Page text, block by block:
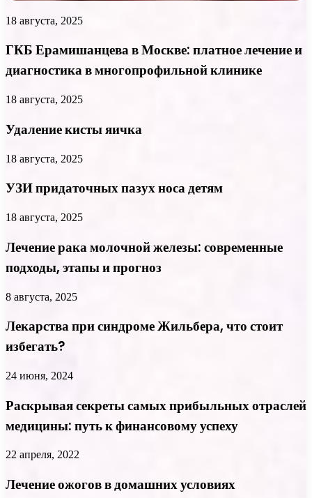
18 августа, 2025
ГКБ Ерамишанцева в Москве: платное лечение и
диагностика в многопрофильной клинике
18 августа, 2025
Удаление кисты яичка
18 августа, 2025
УЗИ придаточных пазух носа детям
18 августа, 2025
Лечение рака молочной железы: современные
подходы, этапы и прогноз
8 августа, 2025
Лекарства при синдроме Жильбера, что стоит
избегать?
24 июня, 2024
Раскрывая секреты самых прибыльных отраслей
медицины: путь к финансовому успеху
22 апреля, 2022
Лечение ожогов в домашних условиях